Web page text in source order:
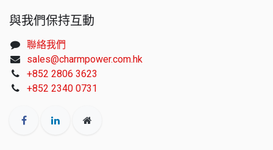
與我們保持互動
聯絡我們
sales@charmpower.com.hk
+852 2806 3623
+852 2340 0731